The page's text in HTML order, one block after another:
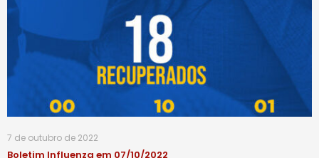
7 de outubro de 2022
Boletim Influenza em 07/10/2022